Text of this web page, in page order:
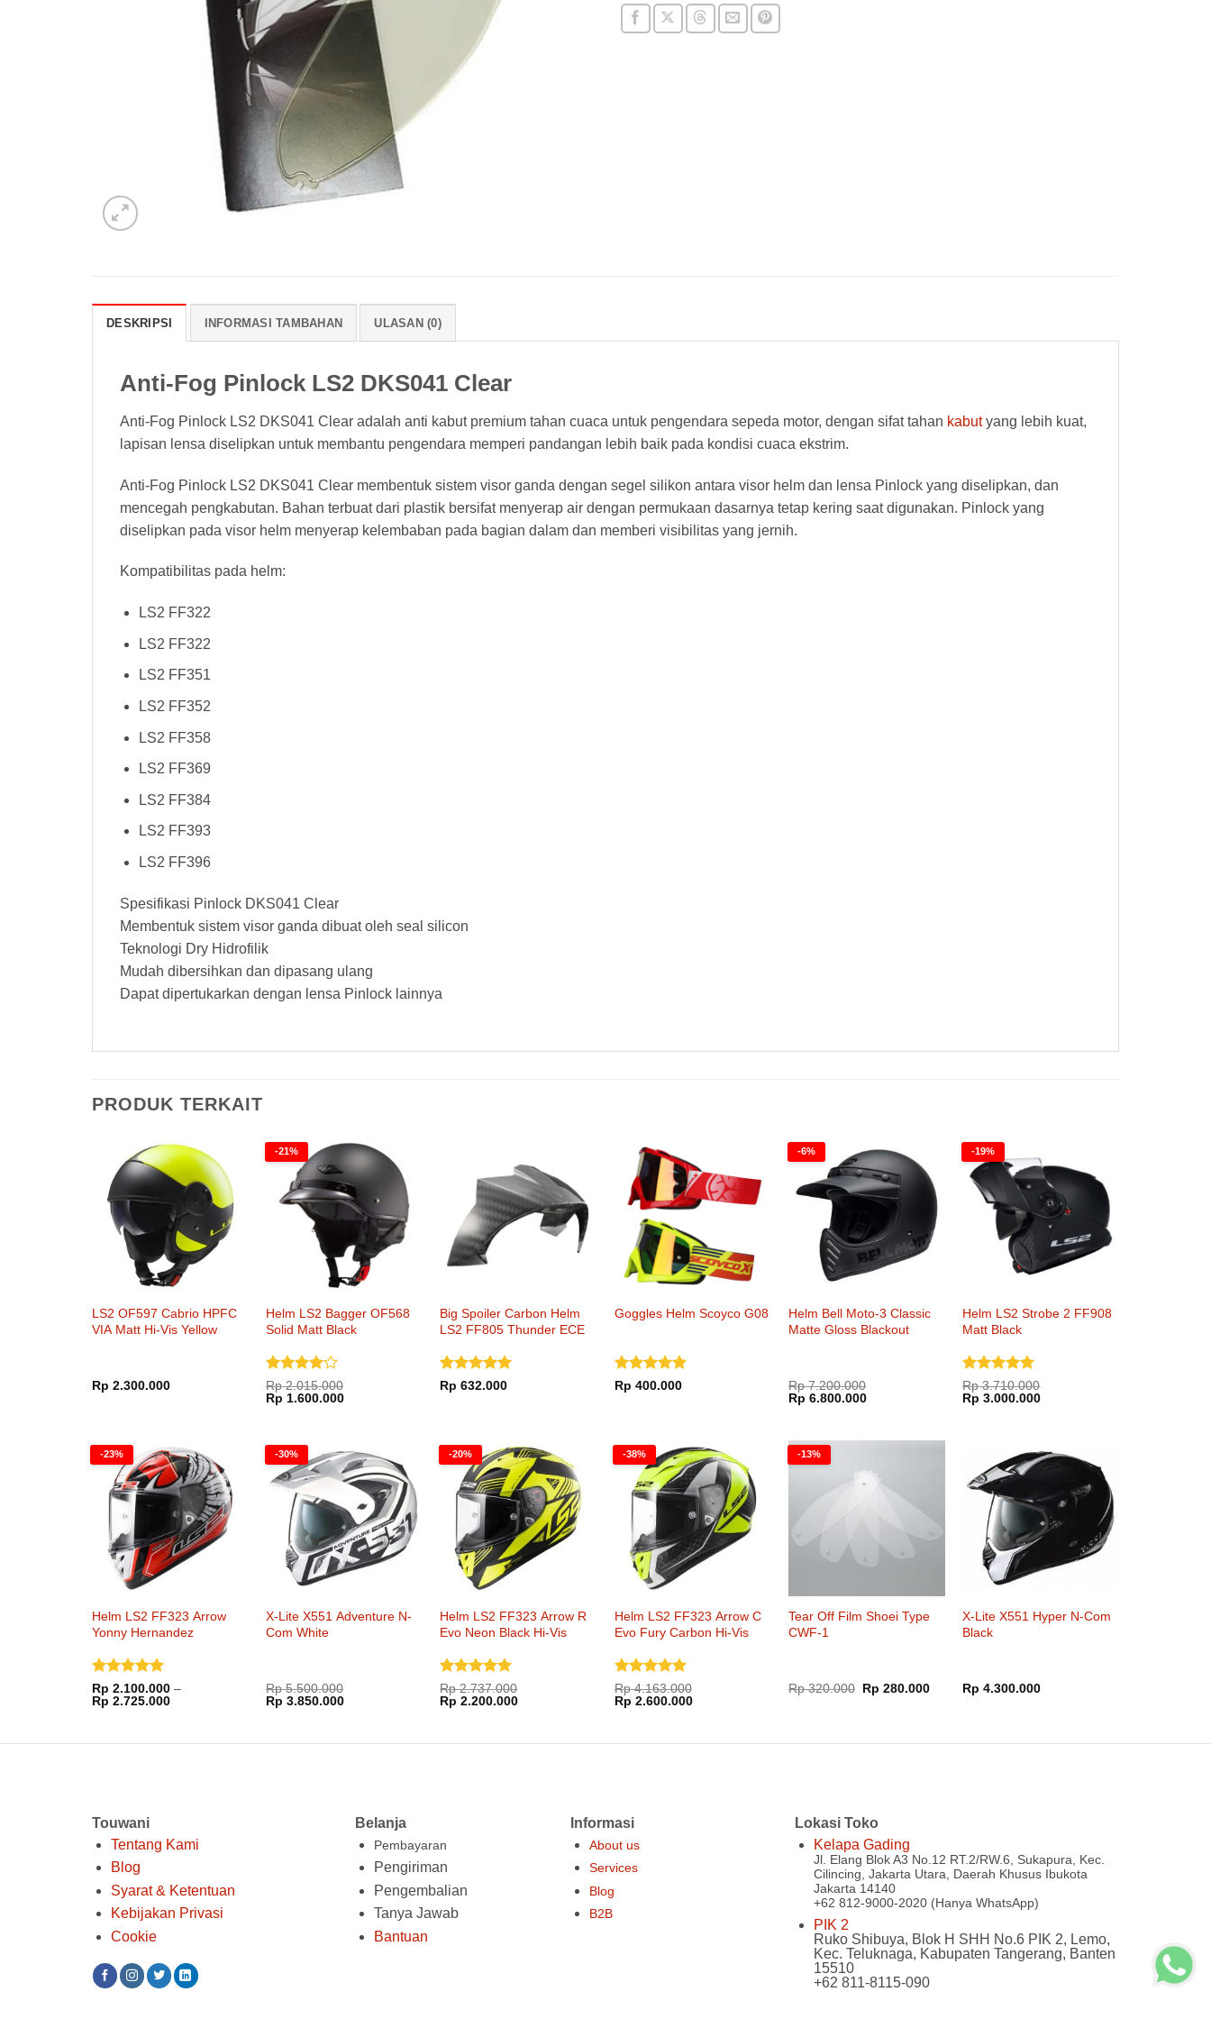
DESKRIPSI INFORMASI TAMBAHAN ULASAN (0)
Anti-Fog Pinlock LS2 DKS041 Clear
Anti-Fog Pinlock LS2 DKS041 Clear adalah anti kabut premium tahan cuaca untuk pengendara sepeda motor, dengan sifat tahan kabutyang lebih kuat,
lapisan lensa diselipkan untuk membantu pengendara memperi pandangan lebih baik pada kondisi cuaca ekstrim.
Anti-Fog Pinlock LS2 DKS041 Clear membentuk sistem visor ganda dengan segel silikon antara visor helm dan lensa Pinlock yang diselipkan, dan
mencegah pengkabutan. Bahan terbuat dari plastik bersifat menyerap air dengan permukaan dasarnya tetap kering saat digunakan. Pinlock yang
diselipkan pada visor helm menyerap kelembaban pada bagian dalam dan memberi visibilitas yang jernih.
Kompatibilitas pada helm:
LS2 FF322
LS2 FF322
LS2 FF351
LS2 FF352
LS2 FF358
LS2 FF369
LS2 FF384
LS2 FF393
LS2 FF396
Spesifikasi Pinlock DKS041 Clear
Membentuk sistem visor ganda dibuat oleh seal silicon
Teknologi Dry Hidrofilik
Mudah dibersihkan dan dipasang ulang
Dapat dipertukarkan dengan lensa Pinlock lainnya
PRODUK TERKAIT
LS2 OF597 Cabrio HPFC
VIA Matt Hi-Vis Yellow
Rp 2.300.000
-21%
Helm LS2 Bagger OF568
Solid Matt Black
Dinilai4
dari 5
Rp2.015.000
Harga
aslinya
Rp 1.600.000Harga
Big Spoiler Carbon Helm
LS2 FF805 Thunder ECE
Dinilai5
Rp 632.000
Goggles Helm Scoyco G08
Dinilai 5
Rp 400.000
-6%
Helm Bell Moto-3 Classic
Matte Gloss Blackout
Rp7.200.000
Harga
aslinya
Rp 6.800.000Harga
-19%
Helm LS2 Strobe 2 FF908
Matt Black
Dinilai5
dari 5
Rp3.710.000
Harga
aslinya
Rp 3.000.000Harga
-23%
Helm LS2 FF323 Arrow
Yonny Hernandez
Dinilai5
dari 5
Rp 2.100.000 –
Rp 2.725.000Rentang
-30%
X-Lite X551 Adventure N-
Com White
Rp5.500.000
Harga
aslinya
Rp 3.850.000Harga
-20%
Helm LS2 FF323 Arrow R
Evo Neon Black Hi-Vis
Dinilai5
dari 5
Rp2.737.000
Harga
aslinya
Rp 2.200.000Harga
-38%
Helm LS2 FF323 Arrow C
Evo Fury Carbon Hi-Vis
Dinilai5
dari 5
Rp4.163.000
Harga
aslinya
Rp 2.600.000Harga
-13%
Tear Off Film Shoei Type
CWF-1
Rp320.000 Harga
aslinya
Rp 280.000Harga
X-Lite X551 Hyper N-Com
Black
Rp 4.300.000
Touwani
Tentang Kami
Blog
Syarat & Ketentuan
Kebijakan Privasi
Cookie
Belanja
Pembayaran
Pengiriman
Pengembalian
Tanya Jawab
Bantuan
Informasi
About us
Services
Blog
B2B
Lokasi Toko
Kelapa Gading
Jl. Elang Blok A3 No.12 RT.2/RW.6, Sukapura, Kec.
Cilincing, Jakarta Utara, Daerah Khusus Ibukota
Jakarta 14140
+62 812-9000-2020 (Hanya WhatsApp)
PIK 2
Ruko Shibuya, Blok H SHH No.6 PIK 2, Lemo,
Kec. Teluknaga, Kabupaten Tangerang, Banten
15510
+62 811-8115-090